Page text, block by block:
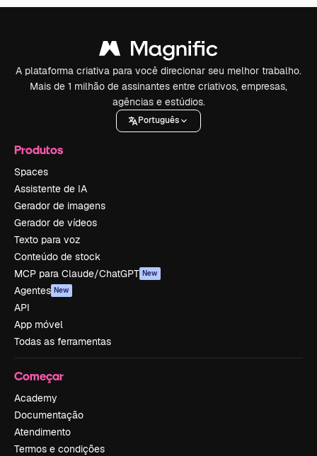
A plataforma criativa para você direcionar seu melhor trabalho.
Mais de 1 milhão de assinantes entre criativos, empresas,
agências e estúdios.
Português
Produtos
Spaces
Assistente de IA
Gerador de imagens
Gerador de vídeos
Texto para voz
Conteúdo de stock
MCP para Claude/ChatGPT New
Agentes New
API
App móvel
Todas as ferramentas
Começar
Academy
Documentação
Atendimento
Termos e condições